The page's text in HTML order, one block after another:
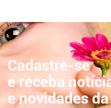
Cadastre-se
e receba
e novidades